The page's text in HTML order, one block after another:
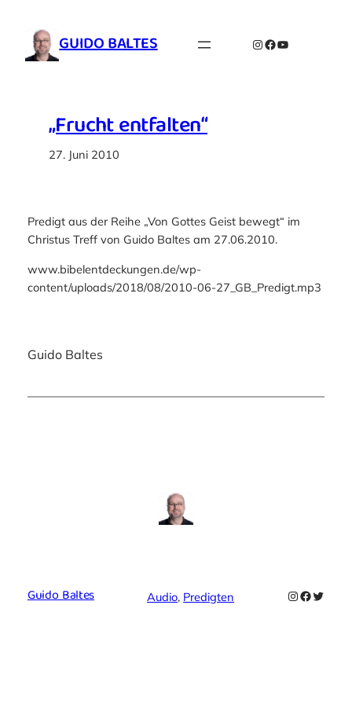
Inhalt
springen GUIDO BALTES Instagram
Facebook
YouTube
„Frucht entfalten“
27. Juni 2010
Predigt aus der Reihe „Von Gottes Geist bewegt“ im
Christus Treff von Guido Baltes am 27.06.2010.
www.bibelentdeckungen.de/wp-
content/uploads/2018/08/2010-06-27_GB_Predigt.mp3
Guido Baltes
Guido Baltes Audio, Predigten Instagram